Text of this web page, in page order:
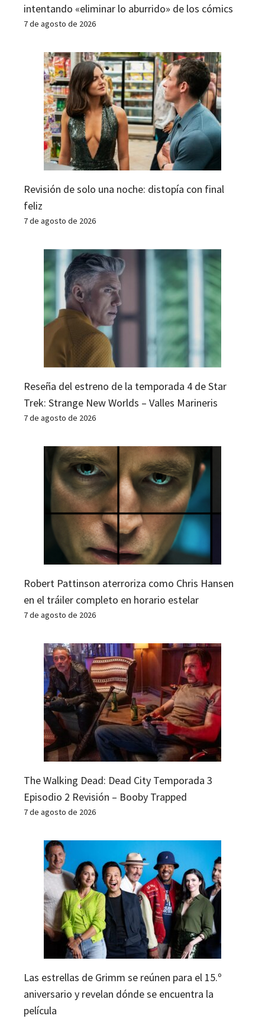
intentando «eliminar lo aburrido» de los cómics
7 de agosto de 2026
Revisión de solo una noche: distopía con final
feliz
7 de agosto de 2026
Reseña del estreno de la temporada 4 de Star
Trek: Strange New Worlds – Valles Marineris
7 de agosto de 2026
Robert Pattinson aterroriza como Chris Hansen
en el tráiler completo en horario estelar
7 de agosto de 2026
The Walking Dead: Dead City Temporada 3
Episodio 2 Revisión – Booby Trapped
7 de agosto de 2026
Las estrellas de Grimm se reúnen para el 15.º
aniversario y revelan dónde se encuentra la
película